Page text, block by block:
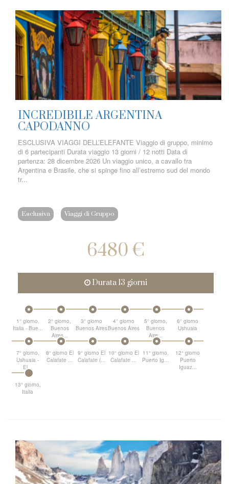
INCREDIBILE ARGENTINA
CAPODANNO
ESCLUSIVA VIAGGI DELL’ELEFANTE Viaggio di gruppo, minimo
di 6 partecipanti Durata viaggio 13 giorni / 12 notti Data di
partenza: 28 dicembre 2026 Un viaggio unico, a cavallo tra
Argentina e Brasile, che si spinge fino all’estremo sud del mondo
tr...
Esclusiva Viaggi di Gruppo
6480 €
Durata 13 giorni
1° giorno,
Italia - Bue...
2° giorno,
Buenos
Aires...
3° giorno
Buenos Aires
4° giorno
Buenos Aires
5° giorno,
Buenos
Aire...
6° giorno
Ushuaia
7° giorno,
Ushuaia -
El...
8° giorno El
Calafate ...
9° giorno El
Calafate (...
10° giorno El
Calafate ...
11° giorno,
Puerto Ig...
12° giorno
Puerto
Iguaz...
13° giorno,
Italia